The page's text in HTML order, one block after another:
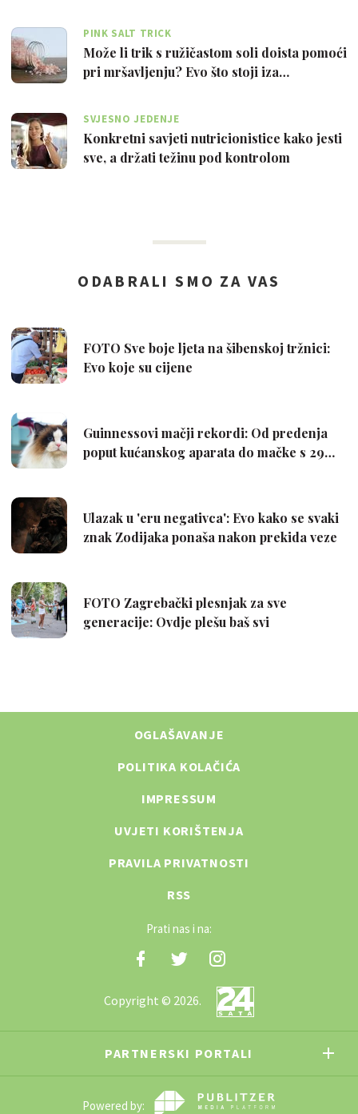
PINK SALT TRICK
Može li trik s ružičastom soli doista pomoći
pri mršavljenju? Evo što stoji iza…
SVJESNO JEDENJE
Konkretni savjeti nutricionistice kako jesti
sve, a držati težinu pod kontrolom
OGLAŠAVANJE
POLITIKA KOLAČIĆA
IMPRESSUM
UVJETI KORIŠTENJA
PRAVILA PRIVATNOSTI
RSS
Prati nas i na:
Copyright © 2026.
PARTNERSKI PORTALI
Powered by: